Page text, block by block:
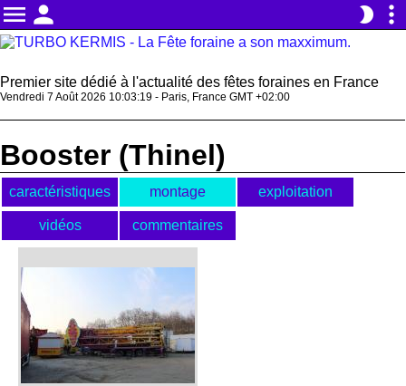
menu person brightness_2 more_vert
Premier site dédié à l'actualité des fêtes foraines en France
Vendredi 7 Août 2026 10:03:20 - Paris, France GMT +02:00
Booster (Thinel)
caractéristiques montage exploitation
vidéos commentaires